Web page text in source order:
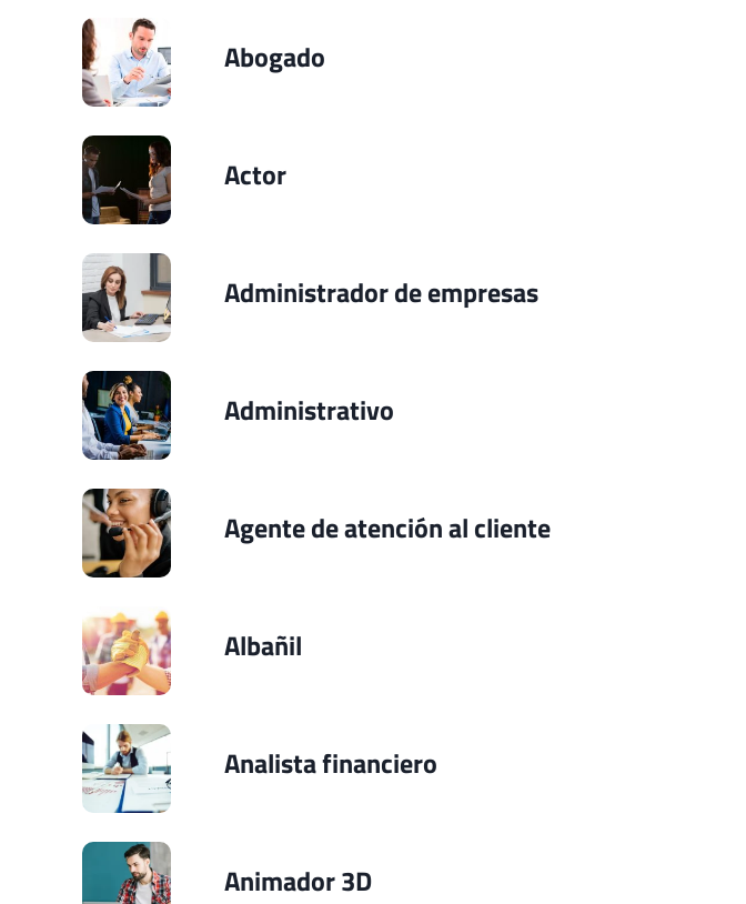
Abogado
Actor
Administrador de empresas
Administrativo
Agente de atención al cliente
Albañil
Analista financiero
Animador 3D